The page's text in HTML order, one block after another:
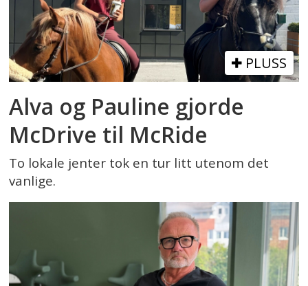
PLUSS
Alva og Pauline gjorde
McDrive til McRide
To lokale jenter tok en tur litt utenom det
vanlige.